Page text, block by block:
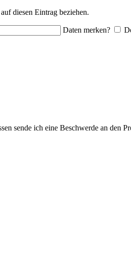
diesen Eintrag beziehen.
Daten merken?
sende ich eine Beschwerde an den